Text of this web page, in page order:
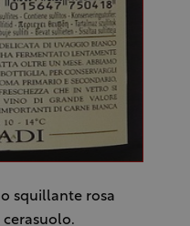
squillante rosa
cerasuolo.